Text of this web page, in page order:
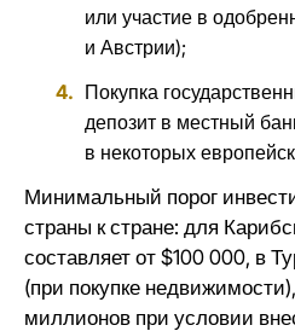
или участие в
и Австрии);
Покупка
депозит в местный
в некоторых
Минимальный порог
страны к стране: для
составляет от $100 000, в
(при покупке
миллионов при условии